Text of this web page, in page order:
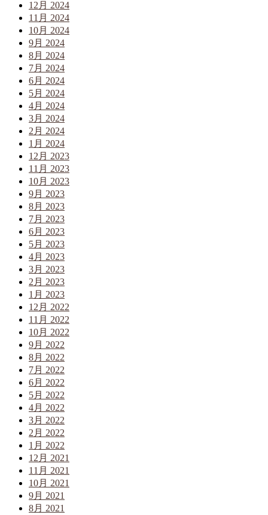
12月 2024
11月 2024
10月 2024
9月 2024
8月 2024
7月 2024
6月 2024
5月 2024
4月 2024
3月 2024
2月 2024
1月 2024
12月 2023
11月 2023
10月 2023
9月 2023
8月 2023
7月 2023
6月 2023
5月 2023
4月 2023
3月 2023
2月 2023
1月 2023
12月 2022
11月 2022
10月 2022
9月 2022
8月 2022
7月 2022
6月 2022
5月 2022
4月 2022
3月 2022
2月 2022
1月 2022
12月 2021
11月 2021
10月 2021
9月 2021
8月 2021